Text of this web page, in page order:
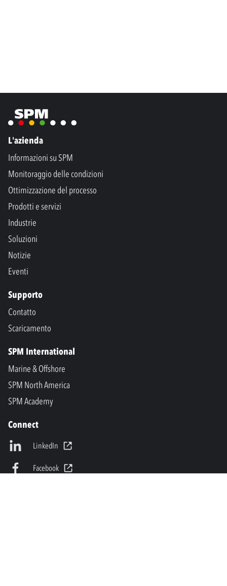
L'azienda
Informazioni su SPM
Monitoraggio delle condizioni
Ottimizzazione del processo
Prodotti e servizi
Industrie
Soluzioni
Notizie
Eventi
Supporto
Contatto
Scaricamento
SPM International
Marine & Offshore
SPM North America
SPM Academy
Connect
LinkedIn
Facebook